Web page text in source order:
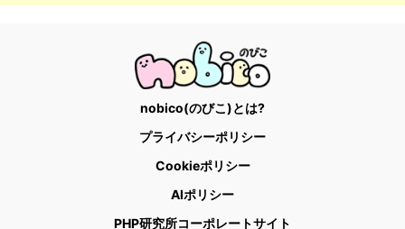
nobico(のびこ)とは?
プライバシーポリシー
Cookieポリシー
AIポリシー
PHP研究所コーポレートサイト